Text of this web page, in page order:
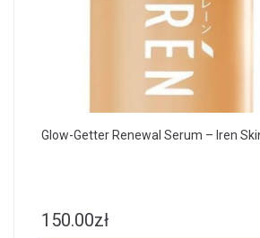
Glow-Getter Renewal Serum – Iren
150.00zł